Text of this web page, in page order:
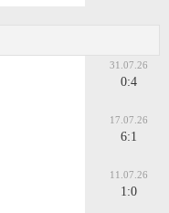
31.07.26
0:4
17.07.26
6:1
11.07.26
1:0